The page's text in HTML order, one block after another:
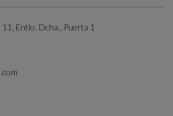
Entlo. Dcha., Puerta 1